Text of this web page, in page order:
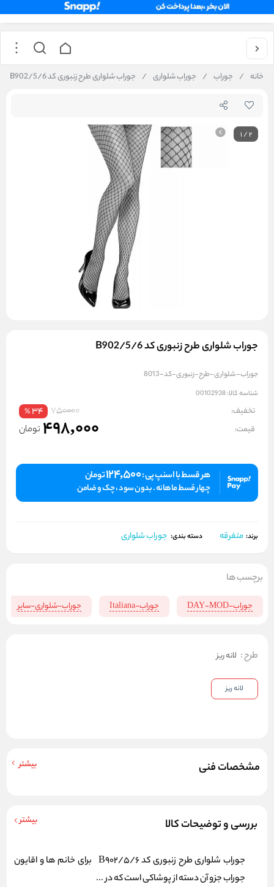
خانه / جوراب / جوراب شلواری / جوراب شلواری طرح زنبوری کد B902/5/6
1/2
جوراب شلواری طرح زنبوری کد B902/5/6
جوراب-شلواری-طرح-زنبوری-کد-8013
شناسه کالا:00102938
تخفیف: 750000
34
%
قیمت: 498,000 تومان
هر قسط با اسنپ پی :124,500تومان
چهار قسط ماهانه . بدون سود ، چک و ضامن
برند: متفرقه دسته بندی: جوراب شلواری
مشخصات فنی بیشتر
بررسی و توضیحات کالا بیشتر
جوراب شلواری طرح زنبوری کد B902/5/6 برای خانم ها و اقایون
جوراب جزو آن دسته از پوشاکی است که در ...
برچسب ها
جوراب-DAY-MOD جوراب-Italiana جوراب-شلواری-سایر
طرح: لانه ریز
لانه ریز